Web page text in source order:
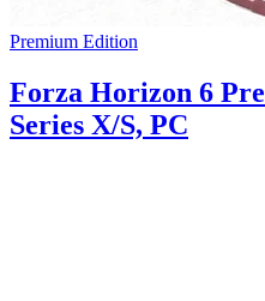
Premium Edition
Forza Horizon 6
Series X/S, PC